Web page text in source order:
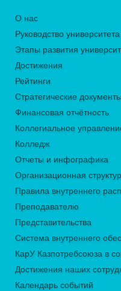
О нас
Руководство университета
Этапы развития
Достижения
Рейтинги
Стратегические документы
Финансовая отчётность
Коллегиальное
Колледж
Отчеты и инфографика
Организационная
Правила внутреннего
Преподавателю
Представительства
Система внутреннего
КарУ Казпотребсоюза в
Достижения наших
Календарь событий